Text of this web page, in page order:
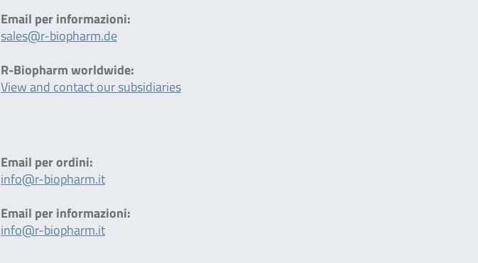
Email per informazioni:
sales@r-biopharm.de
R-Biopharm worldwide:
View and contact our subsidiaries
Email per ordini:
info@r-biopharm.it
Email per informazioni:
info@r-biopharm.it